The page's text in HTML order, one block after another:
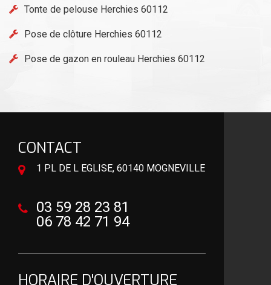
Tonte de pelouse Herchies 60112
Pose de clôture Herchies 60112
Pose de gazon en rouleau Herchies 60112
CONTACT
1 PL DE L EGLISE, 60140 MOGNEVILLE
03 59 28 23 81
06 78 42 71 94
HORAIRE D'OUVERTURE